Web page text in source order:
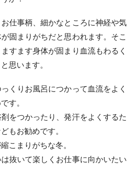
仕事柄、細かなところに神経や気
固まりがちだと思われます。そこ
すます身体が固まり血流もわるく
思います。
くりお風呂につかって血流をよく
す。
をつかったり、発汗をよくするた
もお勧めです。
こまりがちな冬。
抜いて楽しくお仕事に向かいたい